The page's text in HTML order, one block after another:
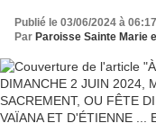
DIEU, ET
ET D'ÉTIENNE ...
Publié le 03/06/2024 à 06:17
Par Paroisse Sainte Marie